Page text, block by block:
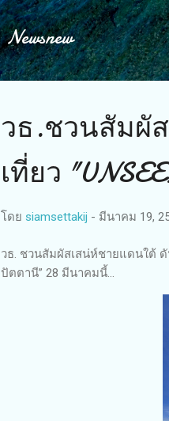
Newsnew
วธ.ชวนสัมผั
เที่ยว
โดย siamsettakij - มีนาคม 19,
วธ. ชวนสัมผัสเสน่ห์ชายแดนใต้ ดั
ปัตตานี” 28 มีนาคมนี้...